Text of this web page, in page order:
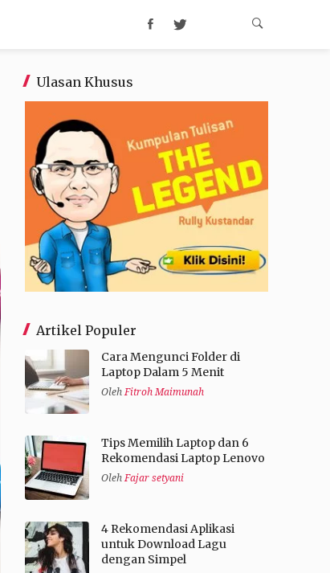
Ulasan Khusus
Artikel Populer
Cara Mengunci Folder di
Laptop Dalam 5 Menit
OlehFitroh Maimunah
Tips Memilih Laptop dan 6
Rekomendasi Laptop Lenovo
OlehFajar setyani
4 Rekomendasi Aplikasi
untuk Download Lagu
dengan Simpel